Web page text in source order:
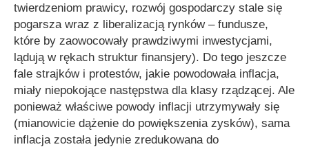
twierdzeniom prawicy, rozwój gospodarczy stale się
pogarsza wraz z liberalizacją rynków – fundusze,
które by zaowocowały prawdziwymi inwestycjami,
lądują w rękach struktur finansjery). Do tego jeszcze
fale strajków i protestów, jakie powodowała inflacja,
miały niepokojące następstwa dla klasy rządzącej. Ale
ponieważ właściwe powody inflacji utrzymywały się
(mianowicie dążenie do powiększenia zysków), sama
inflacja została jedynie zredukowana do